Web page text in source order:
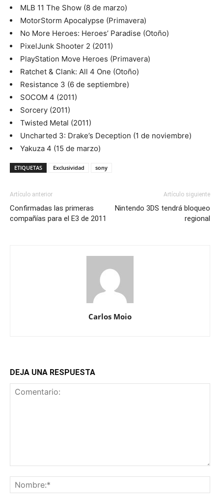
MLB 11 The Show (8 de marzo)
MotorStorm Apocalypse (Primavera)
No More Heroes: Heroes’ Paradise (Otoño)
PixelJunk Shooter 2 (2011)
PlayStation Move Heroes (Primavera)
Ratchet & Clank: All 4 One (Otoño)
Resistance 3 (6 de septiembre)
SOCOM 4 (2011)
Sorcery (2011)
Twisted Metal (2011)
Uncharted 3: Drake’s Deception (1 de noviembre)
Yakuza 4 (15 de marzo)
ETIQUETAS Exclusividad sony
Artículo anterior
Confirmadas las primeras
compañías para el E3 de 2011
Artículo siguiente
Nintendo 3DS tendrá bloqueo
regional
Carlos Moio
DEJA UNA RESPUESTA